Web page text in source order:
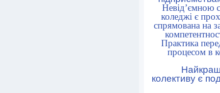
Невід’ємною
коледжі є
спрямована на
Практика
процесом в
колективу є